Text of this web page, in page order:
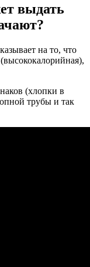
выдать
на то, что
(хлопки в
трубы и так